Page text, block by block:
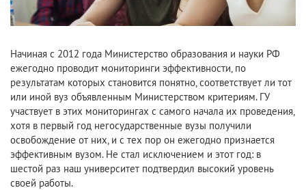
Начиная с 2012 года Министерство образования и науки РФ
ежегодно проводит мониторинги эффективности, по
результатам которых становится понятно, соответствует ли тот
или иной вуз объявленным Министерством критериям. ГУ
участвует в этих мониторингах с самого начала их проведения,
хотя в первый год негосударственные вузы получили
освобождение от них, и с тех пор он ежегодно признается
эффективным вузом. Не стал исключением и этот год: в
шестой раз наш университет подтвердил высокий уровень
своей работы.